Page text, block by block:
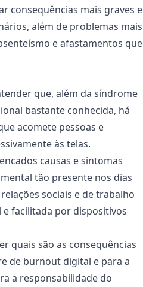
consequências mais graves e
além de problemas mais
e afastamentos que
que, além da síndrome
bastante conhecida, há
acomete pessoas e
às telas.
causas e sintomas
tão presente nos dias
sociais e de trabalho
facilitada por dispositivos
quais são as consequências
de burnout digital e para a
a responsabilidade do